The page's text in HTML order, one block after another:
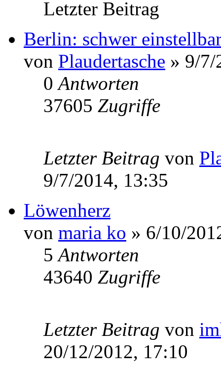
Letzter Beitrag
Berlin: schwer
von Plaudertasche » 9/7/
0Antworten
37605 Zugriffe
Letzter Beitrag von
9/7/2014, 13:35
Löwenherz
von maria ko » 6/10/
5Antworten
43640 Zugriffe
Letzter Beitrag von
20/12/2012, 17:10